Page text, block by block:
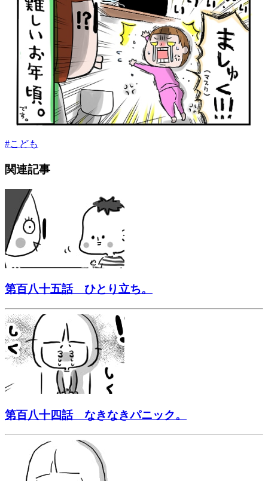
#こども
関連記事
第百八十五話 ひとり立ち。
第百八十四話 なきなきパニック。